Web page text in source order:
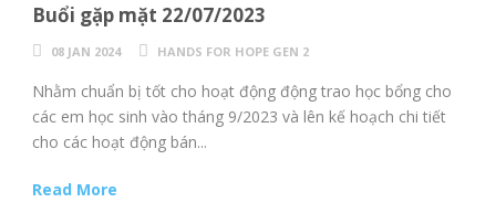
Buổi gặp mặt 22/07/2023
08 JAN 2024 HANDS FOR HOPE GEN 2
Nhằm chuẩn bị tốt cho hoạt động động trao học bổng cho
các em học sinh vào tháng 9/2023 và lên kế hoạch chi tiết
cho các hoạt động bán...
Read More